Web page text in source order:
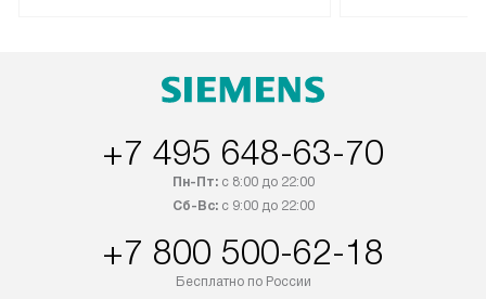
быть отправлены покупателю в
интересен товар «Под заказ»,
приобретения с менеджером сайта.
доставляются бесплатно по
Москве в пределах МКАД, и
монтажу
материалы.
+7 495 648-63-70
Пн-Пт:с 8:00 до 22:00
Сб-Вс:с 9:00 до 22:00
+7 800 500-62-18
Бесплатно по России